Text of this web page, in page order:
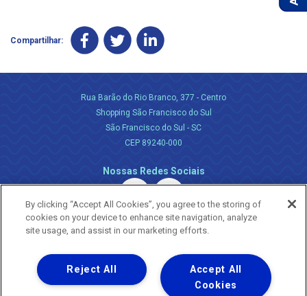
Compartilhar:
Rua Barão do Rio Branco, 377 - Centro
Shopping São Francisco do Sul
São Francisco do Sul - SC
CEP 89240-000
Nossas Redes Sociais
Uma empresa
Copyright ® 2026 - Todos os Direitos Reservados.
By clicking “Accept All Cookies”, you agree to the storing of
cookies on your device to enhance site navigation, analyze
site usage, and assist in our marketing efforts.
Accept All
Cookies
Reject All